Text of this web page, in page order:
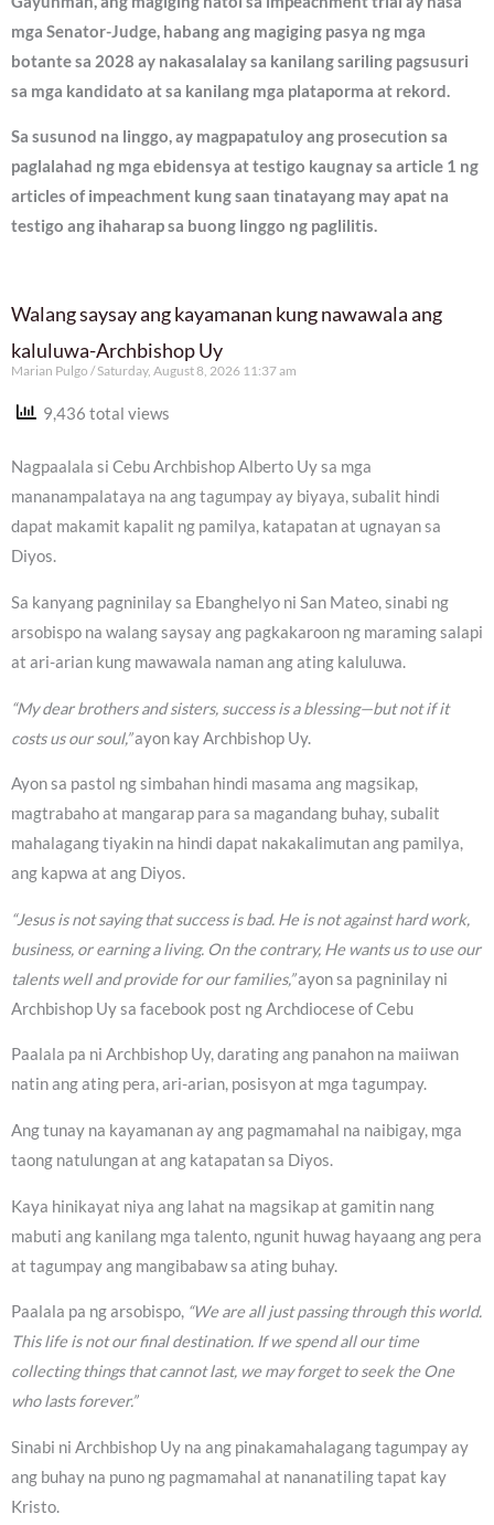
mga Senator-Judge, habang ang magiging pasya ng mga
botante sa 2028 ay nakasalalay sa kanilang sariling pagsusuri
sa mga kandidato at sa kanilang mga plataporma at rekord.
Sa susunod na linggo, ay magpapatuloy ang prosecution sa
paglalahad ng mga ebidensya at testigo kaugnay sa article 1 ng
articles of impeachment kung saan tinatayang may apat na
testigo ang ihaharap sa buong linggo ng paglilitis.
Walang saysay ang kayamanan kung nawawala ang
kaluluwa-Archbishop Uy
Marian Pulgo Saturday, August 8, 2026 11:37 am
9,436 total views
Nagpaalala si Cebu Archbishop Alberto Uy sa mga
mananampalataya na ang tagumpay ay biyaya, subalit hindi
dapat makamit kapalit ng pamilya, katapatan at ugnayan sa
Diyos.
Sa kanyang pagninilay sa Ebanghelyo ni San Mateo, sinabi ng
arsobispo na walang saysay ang pagkakaroon ng maraming salapi
at ari-arian kung mawawala naman ang ating kaluluwa.
“My dear brothers and sisters, success is a blessing—but not if it
costs us our soul,”ayon kay Archbishop Uy.
Ayon sa pastol ng simbahan hindi masama ang magsikap,
magtrabaho at mangarap para sa magandang buhay, subalit
mahalagang tiyakin na hindi dapat nakakalimutan ang pamilya,
ang kapwa at ang Diyos.
“Jesus is not saying that success is bad. He is not against hard work,
business, or earning a living. On the contrary, He wants us to use our
talents well and provide for our families,”ayon sa pagninilay ni
Archbishop Uy sa facebook post ng Archdiocese of Cebu
Paalala pa ni Archbishop Uy, darating ang panahon na maiiwan
natin ang ating pera, ari-arian, posisyon at mga tagumpay.
Ang tunay na kayamanan ay ang pagmamahal na naibigay, mga
taong natulungan at ang katapatan sa Diyos.
Kaya hinikayat niya ang lahat na magsikap at gamitin nang
mabuti ang kanilang mga talento, ngunit huwag hayaang ang pera
at tagumpay ang mangibabaw sa ating buhay.
Paalala pa ng arsobispo, “We are all just passing through this world.
This life is not our final destination. If we spend all our time
collecting things that cannot last, we may forget to seek the One
who lasts forever.”
Sinabi ni Archbishop Uy na ang pinakamahalagang tagumpay ay
ang buhay na puno ng pagmamahal at nananatiling tapat kay
Kristo.